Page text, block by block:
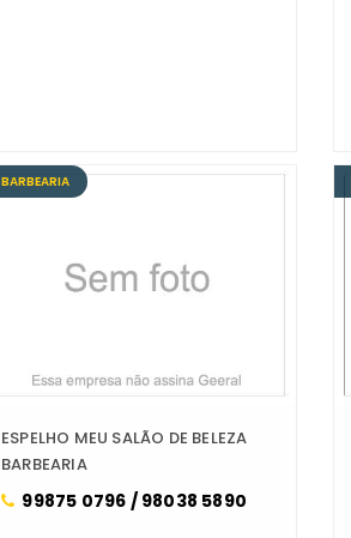
BARBEARIA
ESPELHO MEU SALÃO DE BELEZA
BARBEARIA
99875 0796 / 98038 5890